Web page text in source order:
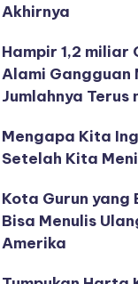
Akhirnya
Hampir 1,2 miliar
Alami Gangguan
Jumlahnya Terus
Mengapa Kita
Setelah Kita
Kota Gurun yang
Bisa Menulis
Amerika